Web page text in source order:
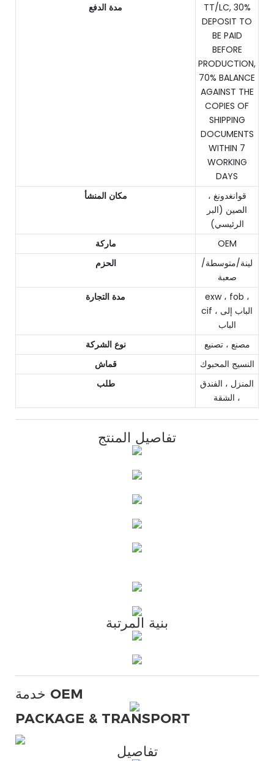
مدة الدفع
TT/LC, 30%
DEPOSIT TO
BE PAID
BEFORE
PRODUCTION,
70% BALANCE
AGAINST THE
COPIES OF
SHIPPING
DOCUMENTS
WITHIN 7
WORKING
DAYS
مكان المنشأ
قوانغدونغ ،
الصين (البر
الرئيسي)
ماركة
OEM
الحزم
لينة/متوسطة/
صعبة
مدة التجارة
exw ، fob ،
cif ، الباب إلى
الباب
نوع الشركة
مصنع ، تصنيع
قماش
النسيج المحبوك
طلب
المنزل ، الفندق
، الشقة
تفاصيل المنتج
بنية المرتبة
خدمة OEM
PACKAGE & TRANSPORT
تفاصيل